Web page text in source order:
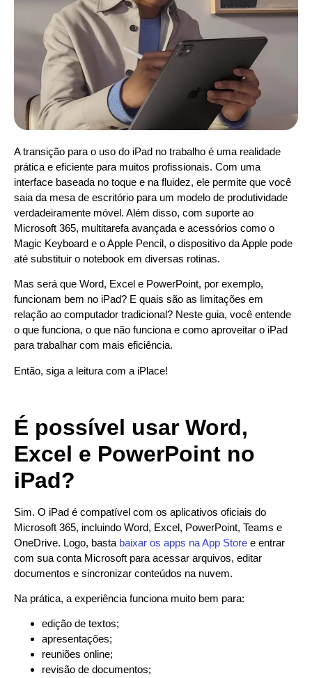
A transição para o uso do iPad no trabalho é uma realidade
prática e eficiente para muitos profissionais. Com uma
interface baseada no toque e na fluidez, ele permite que você
saia da mesa de escritório para um modelo de produtividade
verdadeiramente móvel. Além disso, com suporte ao
Microsoft 365, multitarefa avançada e acessórios como o
Magic Keyboard e o Apple Pencil, o dispositivo da Apple pode
até substituir o notebook em diversas rotinas.
Mas será que Word, Excel e PowerPoint, por exemplo,
funcionam bem no iPad? E quais são as limitações em
relação ao computador tradicional? Neste guia, você entende
o que funciona, o que não funciona e como aproveitar o iPad
para trabalhar com mais eficiência.
Então, siga a leitura com a iPlace!
É possível usar Word,
Excel e PowerPoint no
iPad?
Sim. O iPad é compatível com os aplicativos oficiais do
Microsoft 365, incluindo Word, Excel, PowerPoint, Teams e
OneDrive. Logo, basta baixar os apps na App Store e entrar
com sua conta Microsoft para acessar arquivos, editar
documentos e sincronizar conteúdos na nuvem.
Na prática, a experiência funciona muito bem para:
edição de textos;
apresentações;
reuniões online;
revisão de documentos;